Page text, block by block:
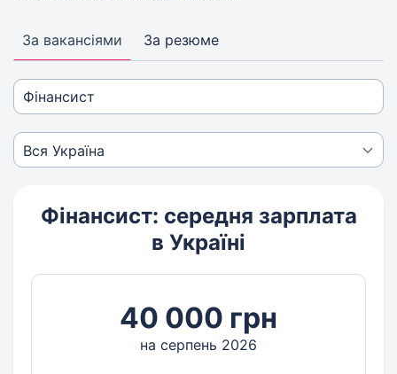
За вакансіями За резюме
Фінансист: середня зарплата
в Україні
40 000 грн
на серпень 2026